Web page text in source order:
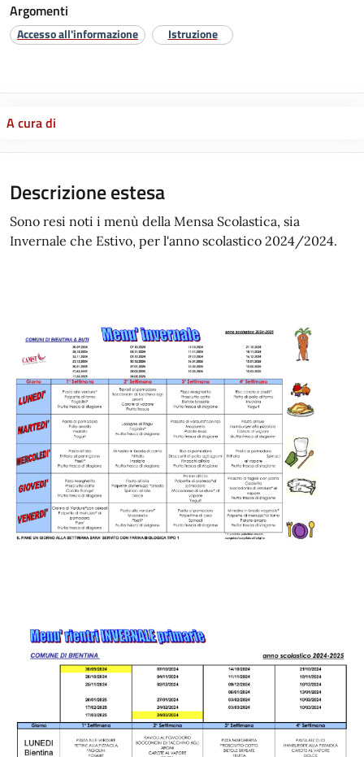
Argomenti
Accesso all'informazione Istruzione
A cura di
Descrizione estesa
Sono resi noti i menù della Mensa Scolastica, sia
Invernale che Estivo, per l'anno scolastico 2024/2024.